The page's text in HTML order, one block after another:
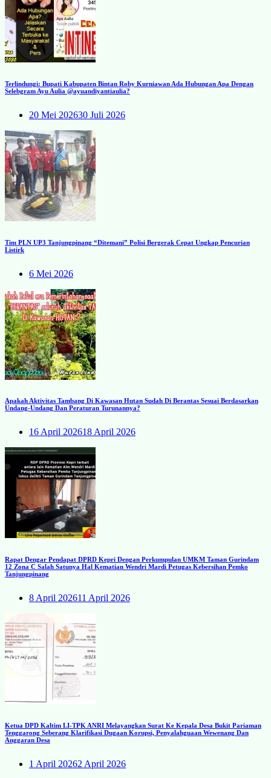
Terlindungi: Bupati Kabupaten Bintan Roby Kurniawan Ada Hubungan Apa Dengan
Selebgram Ayu Aulia @ayuandiyantiaulia?
20 Mei 202630 Juli 2026
Tim PLN UP3 Tanjungpinang “Ditemani” Polisi Bergerak Cepat Ungkap Pencurian
Listirk
6 Mei 2026
Apakah Aktivitas Tambang Di Kawasan Hutan Sudah Di Berantas Sesuai Berdasarkan
Undang-Undang Dan Peraturan Turunannya?
16 April 202618 April 2026
Rapat Dengar Pendapat DPRD Kepri Dengan Perkumpulan UMKM Taman Gurindam
12 Zona C Salah Satunya Hal Kematian Wendri Mardi Petugas Kebersihan Pemko
Tanjungpinang
8 April 202611 April 2026
Ketua DPD Kaltim LI-TPK ANRI Melayangkan Surat Ke Kepala Desa Bukit Pariaman
Tenggarong Seberang Klarifikasi Dugaan Korupsi, Penyalahguaan Wewenang Dan
Anggaran Desa
1 April 20262 April 2026